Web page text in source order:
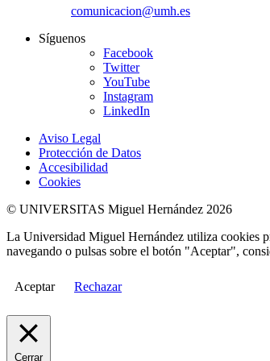
comunicacion@umh.es
Síguenos
Facebook
Twitter
YouTube
Instagram
LinkedIn
Aviso Legal
Protección de Datos
Accesibilidad
Cookies
© UNIVERSITAS Miguel Hernández 2026
La Universidad Miguel Hernández utiliza cookies
navegando o pulsas sobre el botón "Aceptar",
Aceptar Rechazar
Cerrar